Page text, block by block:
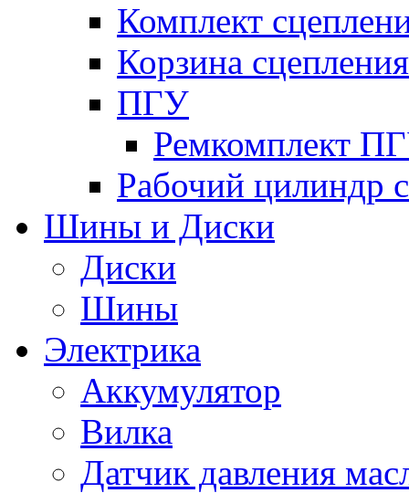
Комплект
Корзина сцепления
ПГУ
Ремкомплект
Рабочий цилиндр
Шины и Диски
Диски
Шины
Электрика
Аккумулятор
Вилка
Датчик давления